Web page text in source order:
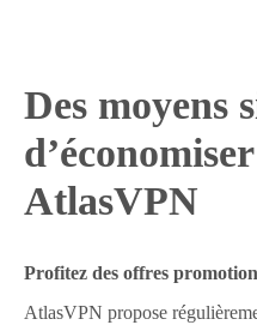
Des moyens
AtlasVPN
Profitez des offres
AtlasVPN propose